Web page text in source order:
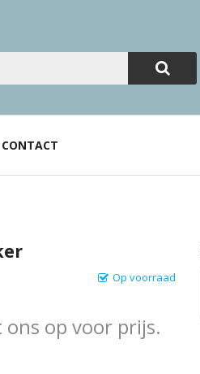
CONTACT
Op voorraad
op voor prijs.